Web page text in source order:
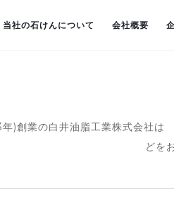
当社の石けんについて 会社概要
)創業の白井油脂工業株式会社は
どを